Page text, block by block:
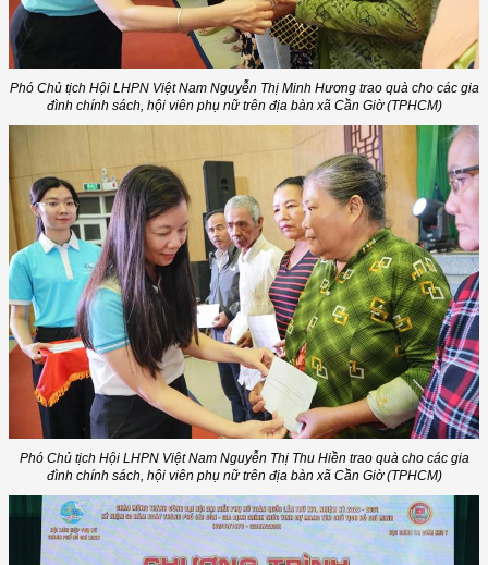
Phó Chủ tịch Hội LHPN Việt Nam Nguyễn Thị Minh Hương trao quà cho các gia
đình chính sách, hội viên phụ nữ trên địa bàn xã Cần Giờ (TPHCM)
Phó Chủ tịch Hội LHPN Việt Nam Nguyễn Thị Thu Hiền trao quà cho các gia
đình chính sách, hội viên phụ nữ trên địa bàn xã Cần Giờ (TPHCM)